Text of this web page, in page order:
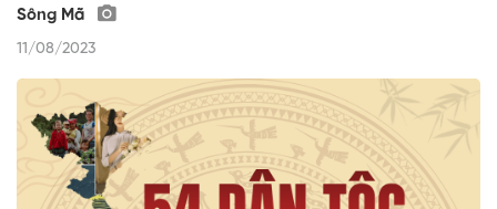
Sông Mã
11/08/2023